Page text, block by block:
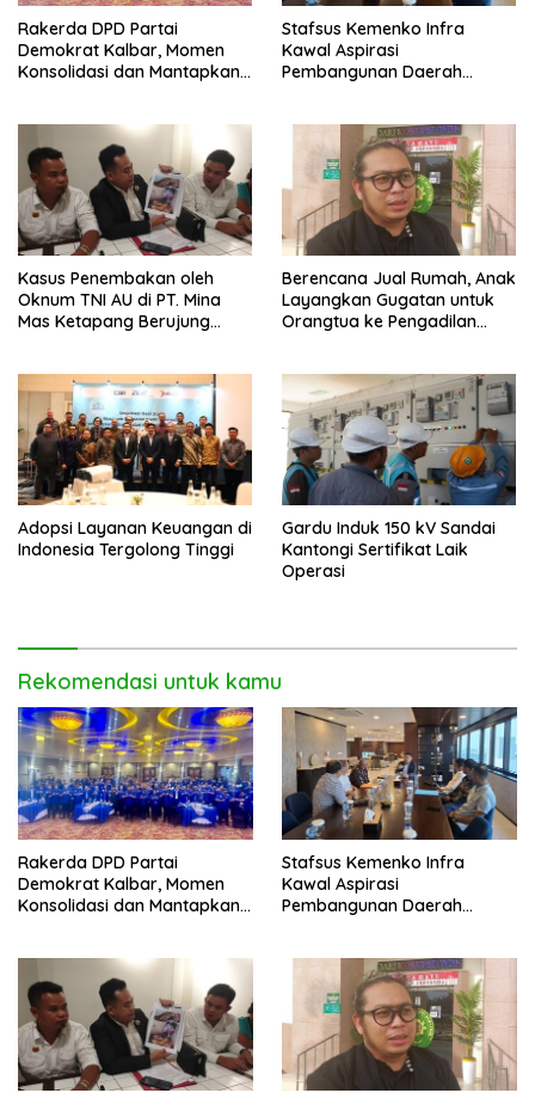
Rakerda DPD Partai
Demokrat Kalbar, Momen
Konsolidasi dan Mantapkan
Stafsus Kemenko Infra
Kawal Aspirasi
Pembangunan Daerah
Kasus Penembakan oleh
Oknum TNI AU di PT. Mina
Mas Ketapang Berujung
Berencana Jual Rumah, Anak
Layangkan Gugatan untuk
Orangtua ke Pengadilan
Adopsi Layanan Keuangan di
Indonesia Tergolong Tinggi
Gardu Induk 150 kV Sandai
Kantongi Sertifikat Laik
Operasi
Rekomendasi untuk kamu
Rakerda DPD Partai
Demokrat Kalbar, Momen
Konsolidasi dan Mantapkan
Stafsus Kemenko Infra
Kawal Aspirasi
Pembangunan Daerah